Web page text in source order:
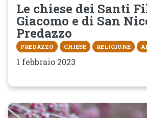
Le chiese dei Santi
Giacomo e di San
Predazzo
PREDAZZO CHIESE RELIGIONE
1 febbraio 2023